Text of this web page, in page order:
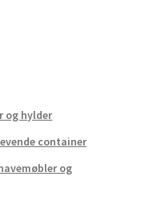
og hylder
container
og